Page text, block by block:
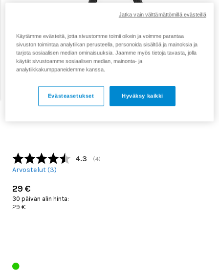
Keskimääräinen luokitus:
4.3 (äänet:
4)
Arvostelut (3)
29 €
30 päivän alin hinta:
29 €
Käytämme evästeitä, jotta sivustomme toimii oikein ja voimme parantaa
sivuston toimintaa analytiikan perusteella, personoida sisältöä ja mainoksia ja
tarjota sosiaalisen median ominaisuuksia. Jaamme myös tietoja tavasta, jolla
käytät sivustoamme sosiaalisen median, mainonta- ja
analytiikkakumppaneidemme kanssa.
Hyväksy kaikki
Evästeasetukset
Jatka vain välttämättömillä evästeillä